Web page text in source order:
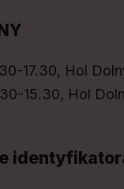
17.30, Hol
15.30, Hol